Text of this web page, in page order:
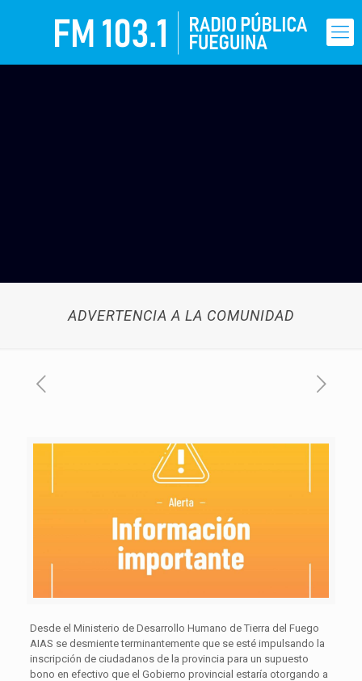
ADVERTENCIA A LA COMUNIDAD
Desde el Ministerio de Desarrollo Humano de Tierra del Fuego
AIAS se desmiente terminantemente que se esté impulsando la
inscripción de ciudadanos de la provincia para un supuesto
bono en efectivo que el Gobierno provincial estaría otorgando a